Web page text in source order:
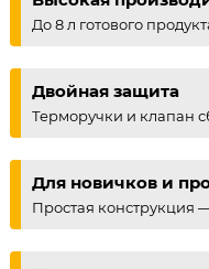
До 8 л готового
Двойная защита
Терморучки и клапан
Для новичков и
Простая конструкция